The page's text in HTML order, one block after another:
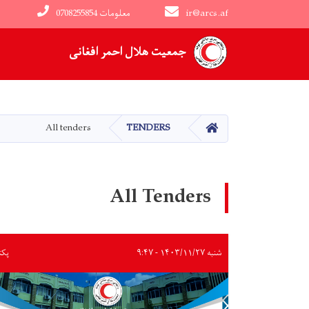
جمعیت هلال احمر افغانی
ir@arcs.af 0708255854 معلومات
Main navigation
HOME
TENDERS
All tenders
All Tenders
شنبه ۱۴۰۳/۱۱/۲۷ - ۹:۴۷